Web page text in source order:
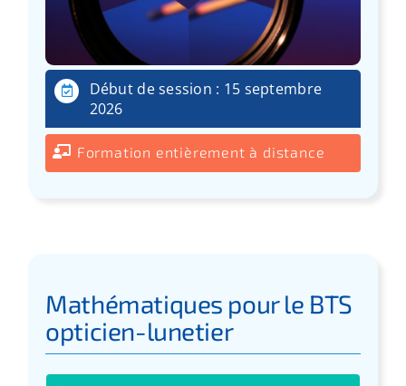
Début de session : 15 septembre
2026
Formation entièrement à distance
Mathématiques pour le BTS
opticien-lunetier